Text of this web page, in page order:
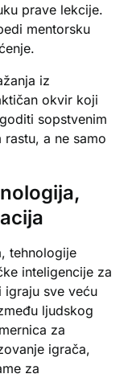
prave lekcije.
mentorsku
iz
okvir koji
sopstvenim
a ne samo
tehnologije
inteligencije za
igraju sve veću
ljudskog
za
igrača,
za